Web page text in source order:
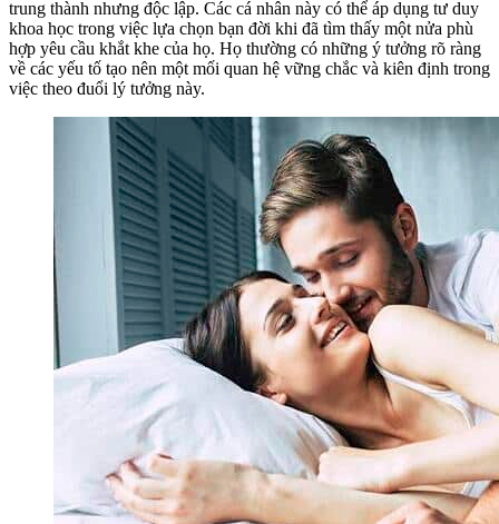
trung thành nhưng độc lập. Các cá nhân này có thể áp dụng tư duy
khoa học trong việc lựa chọn bạn đời khi đã tìm thấy một nửa phù
hợp yêu cầu khắt khe của họ. Họ thường có những ý tưởng rõ ràng
về các yếu tố tạo nên một mối quan hệ vững chắc và kiên định trong
việc theo đuổi lý tưởng này.